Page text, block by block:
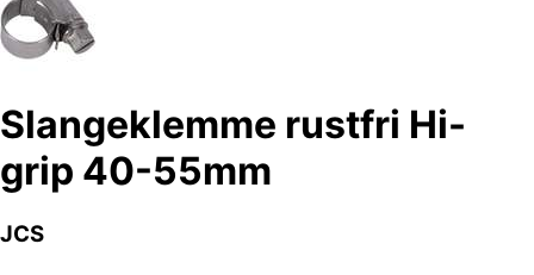
Slangeklemme rustfri Hi-
grip 40-55mm
JCS